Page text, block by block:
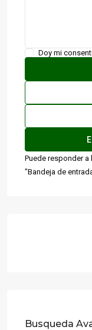
Doy mi
Puede responder
"Bandeja de
Busqueda